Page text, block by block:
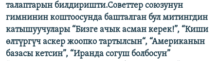
талаптарын билдиришти.Советтер союзунун
гимнинин коштоосунда башталган бул митингдин
катышуучулары “Бизге ачык асман керек!”, “Киши
өлтүргүч аскер жоопко тартылсын“, “Американын
базасы кетсин”, “Иранда согуш болбосун”